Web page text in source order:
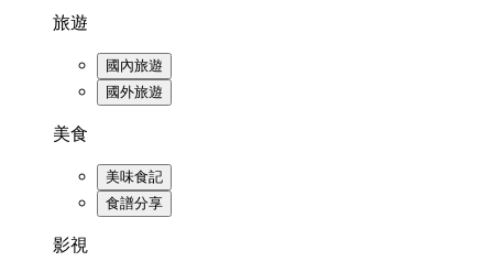
旅遊
國內旅遊
國外旅遊
美食
美味食記
食譜分享
影視